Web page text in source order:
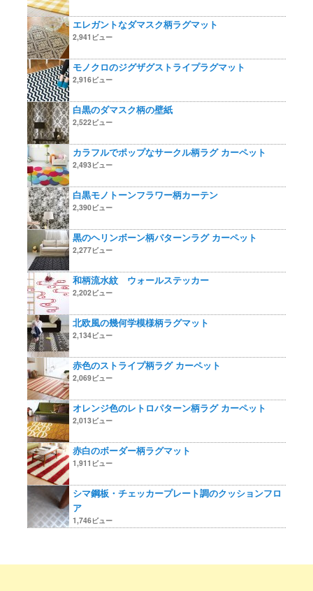
エレガントなダマスク柄ラグマット
2,941ビュー
モノクロのジグザグストライプラグマット
2,916ビュー
白黒のダマスク柄の壁紙
2,522ビュー
カラフルでポップなサークル柄ラグ カーペット
2,493ビュー
白黒モノトーンフラワー柄カーテン
2,390ビュー
黒のヘリンボーン柄パターンラグ カーペット
2,277ビュー
和柄流水紋 ウォールステッカー
2,202ビュー
北欧風の幾何学模様柄ラグマット
2,134ビュー
赤色のストライプ柄ラグ カーペット
2,069ビュー
オレンジ色のレトロパターン柄ラグ カーペット
2,013ビュー
赤白のボーダー柄ラグマット
1,911ビュー
シマ鋼板・チェッカープレート調のクッションフロ
ア
1,746ビュー